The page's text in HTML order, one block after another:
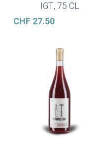
IGT, 75 CL
CHF27.50